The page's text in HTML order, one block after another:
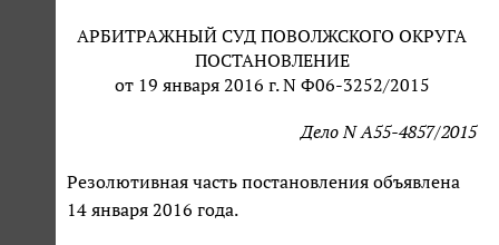
АРБИТРАЖНЫЙ СУД ПОВОЛЖСКОГО ОКРУГА
ПОСТАНОВЛЕНИЕ
от 19 января 2016 г. N Ф06-3252/2015
Дело N А55-4857/2015
Резолютивная часть постановления объявлена
14 января 2016 года.